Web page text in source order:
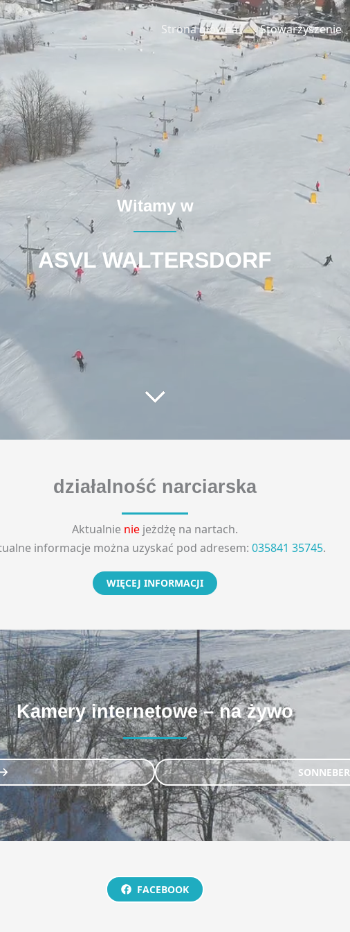
Strona główna Stowarzyszenie
Witamy w
ASVL WALTERSDORF
działalność narciarska
Aktualnie nie jeżdżę na nartach.
informacje można uzyskać pod adresem: 035841 35745.
WIĘCEJ INFORMACJI
Kamery internetowe – na żywo
FACEBOOK